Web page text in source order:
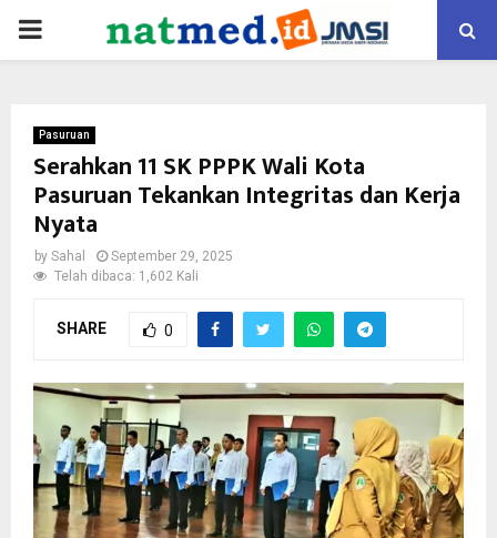
PRIMARY
Pasuruan
Serahkan 11 SK PPPK Wali Kota
Pasuruan Tekankan Integritas dan Kerja
Nyata
by Sahal
September 29, 2025
Telah dibaca: 1,602 Kali
SHARE 0